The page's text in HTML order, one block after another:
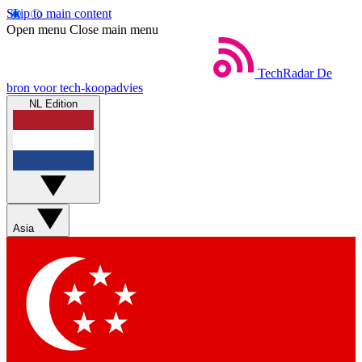
Skip to main content
Open menu Close main menu
TechRadar De
bron voor tech-koopadvies
NL Edition
Asia